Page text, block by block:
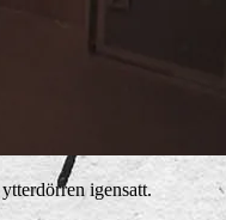
igensatt.